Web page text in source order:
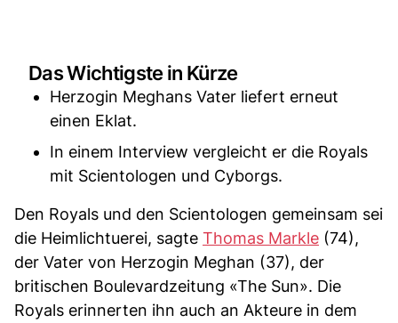
Das Wichtigste in Kürze
Herzogin Meghans Vater liefert erneut
einen Eklat.
In einem Interview vergleicht er die Royals
mit Scientologen und Cyborgs.
Den Royals und den Scientologen gemeinsam sei
die Heimlichtuerei, sagte Thomas Markle (74),
der Vater von Herzogin Meghan (37), der
britischen Boulevardzeitung «The Sun». Die
Royals erinnerten ihn auch an Akteure in dem